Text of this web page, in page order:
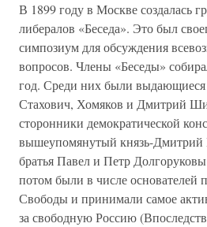
В 1899 году в Москве создалась
либералов «Беседа». Это был
симпозиум для обсуждения
вопросов. Члены «Беседы»
год. Среди них были
Стахович, Хомяков и Дмитрий
сторонники демократической
вышеупомянутый князь-Дмитрий
братья Павел и Петр
потом были в числе основателей
Свободы и принимали самое
за свободную Россию